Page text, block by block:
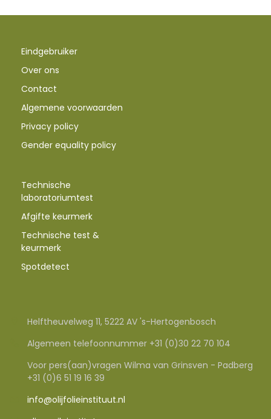
Eindgebruiker
Over ons
Contact
Algemene voorwaarden
Privacy policy
Gender equality policy
Technische
laboratoriumtest
Afgifte keurmerk
Technische test &
keurmerk
Spotdetect
Helftheuvelweg 11, 5222 AV 's-Hertogenbosch
Algemeen telefoonnummer +31 (0)30 22 70 104
Voor pers(aan)vragen Wilma van Grinsven - Padberg
+31 (0)6 51 19 16 39
info@olijfolieinstituut.nl